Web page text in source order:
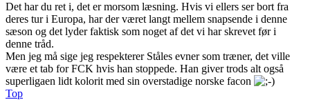
Det har du ret i, det er morsom læsning. Hvis vi ellers ser bort fra
deres tur i Europa, har der været langt mellem snapsende i denne
sæson og det lyder faktisk som noget af det vi har skrevet før i
denne tråd.
Men jeg må sige jeg respekterer Ståles evner som træner, det ville
være et tab for FCK hvis han stoppede. Han giver trods alt også
superligaen lidt kolorit med sin overstadige norske facon
Top